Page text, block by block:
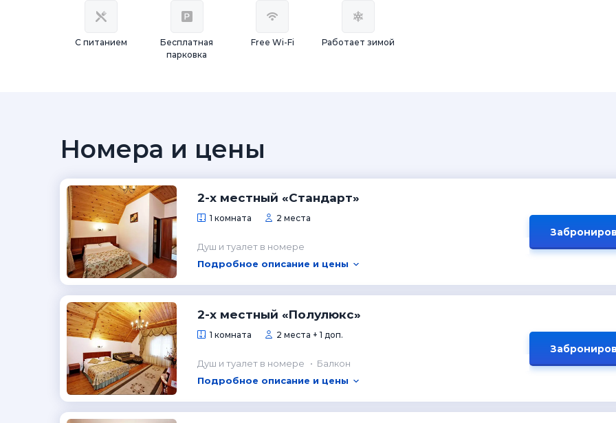
С питанием
Бесплатная
парковка
Free Wi-Fi Работает зимой
Номера и цены
2-х местный «Стандарт»
1 комната 2 места
Душ и туалет в номере
Подробное описание и цены
2-х местный «Полулюкс»
1 комната 2 места + 1 доп.
Душ и туалет в номере
Балкон
Подробное описание и цены